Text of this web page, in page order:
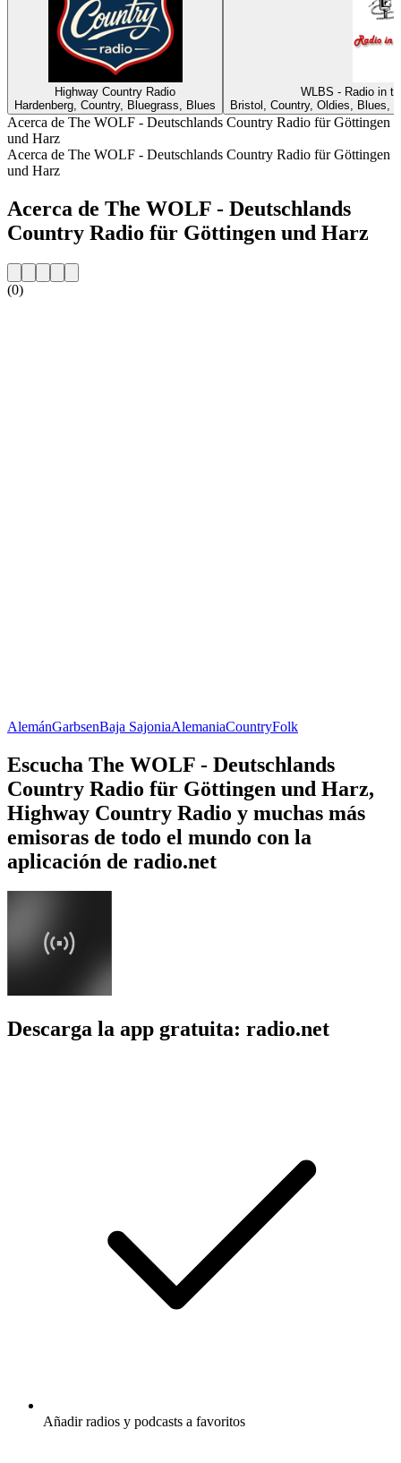
Highway Country Radio
Hardenberg, Country, Bluegrass, Blues
WLBS - Radio in
Bristol, Country, Oldies, Blues,
Acerca de The WOLF - Deutschlands Country Radio für Göttingen
und Harz
Acerca de The WOLF - Deutschlands Country Radio für Göttingen
und Harz
Acerca de The WOLF - Deutschlands
Country Radio für Göttingen und Harz
(0)
AlemánGarbsenBaja SajoniaAlemaniaCountryFolk
Escucha The WOLF - Deutschlands
Country Radio für Göttingen und Harz,
Highway Country Radio y muchas más
emisoras de todo el mundo con la
aplicación de radio.net
Descarga la app gratuita: radio.net
Añadir radios y podcasts a favoritos